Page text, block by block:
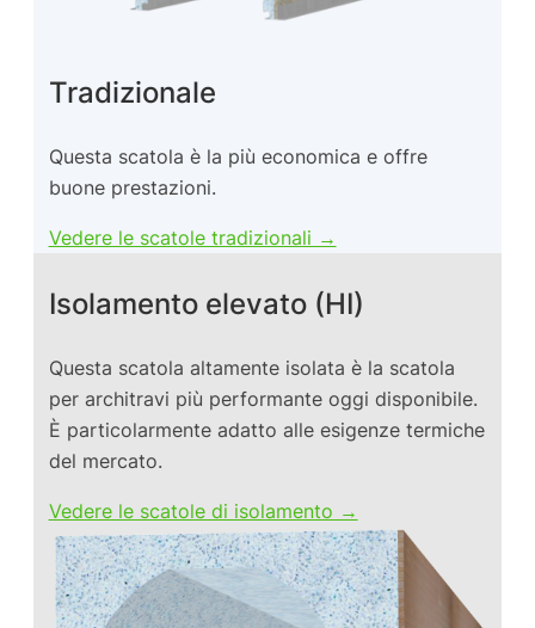
Tradizionale
Questa scatola è la più economica e offre
buone prestazioni.
Vedere le scatole tradizionali →
Isolamento elevato (HI)
Questa scatola altamente isolata è la scatola
per architravi più performante oggi disponibile.
È particolarmente adatto alle esigenze termiche
del mercato.
Vedere le scatole di isolamento →